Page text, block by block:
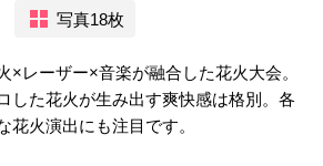
写真18枚
×レーザー×音楽が融合した花火大会。
した花火が生み出す爽快感は格別。各
花火演出にも注目です。